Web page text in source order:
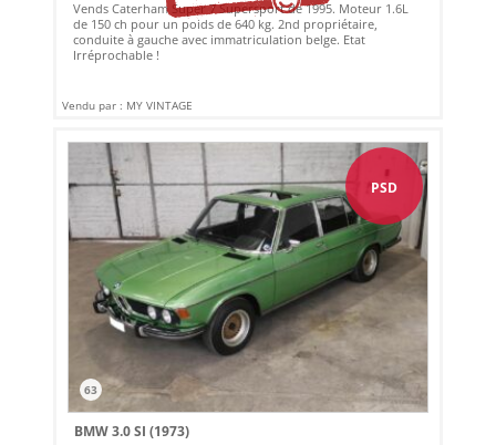
Vends Caterham Super 7 Supersport de 1995. Moteur 1.6L
de 150 ch pour un poids de 640 kg. 2nd propriétaire,
conduite à gauche avec immatriculation belge. Etat
Irréprochable !
Vendu par : MY VINTAGE
PSD
63
BMW 3.0 SI (1973)